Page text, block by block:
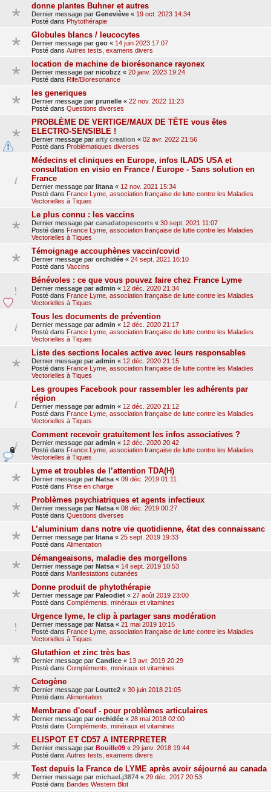
donne plantes Buhner et autres
Dernier message par Geneviève « 19 oct. 2023 14:34
Posté dans Phytothérapie
Globules blancs / leucocytes
Dernier message par geo « 14 juin 2023 17:07
Posté dans Autres tests, examens divers
location de machine de biorésonance rayonex
Dernier message par nicobzz « 20 janv. 2023 19:24
Posté dans Rife/Bioresonance
les generiques
Dernier message par prunelle « 22 nov. 2022 11:23
Posté dans Questions diverses
PROBLÈME DE VERTIGE/MAUX DE TÊTE vous êtes
ELECTRO-SENSIBLE !
Dernier message par arty creation « 02 avr. 2022 21:56
Posté dans Problématiques diverses
Médecins et cliniques en Europe, infos ILADS USA et
consultation en visio en France / Europe - Sans solution en
France
Dernier message par litana « 12 nov. 2021 15:34
Posté dans France Lyme, association française de lutte contre les Maladies
Vectorielles à Tiques
Le plus connu : les vaccins
Dernier message par canadatopescorts « 30 sept. 2021 11:07
Posté dans France Lyme, association française de lutte contre les Maladies
Vectorielles à Tiques
Témoignage accouphènes vaccin/covid
Dernier message par orchidée « 24 sept. 2021 16:10
Posté dans Vaccins
Bénévoles : ce que vous pouvez faire chez France Lyme
Dernier message par admin « 12 déc. 2020 21:34
Posté dans France Lyme, association française de lutte contre les Maladies
Vectorielles à Tiques
Tous les documents de prévention
Dernier message par admin « 12 déc. 2020 21:17
Posté dans France Lyme, association française de lutte contre les Maladies
Vectorielles à Tiques
Liste des sections locales active avec leurs responsables
Dernier message par admin « 12 déc. 2020 21:15
Posté dans France Lyme, association française de lutte contre les Maladies
Vectorielles à Tiques
Les groupes Facebook pour rassembler les adhérents par
région
Dernier message par admin « 12 déc. 2020 21:12
Posté dans France Lyme, association française de lutte contre les Maladies
Vectorielles à Tiques
Comment recevoir gratuitement les infos associatives ?
Dernier message par admin « 12 déc. 2020 20:42
Posté dans France Lyme, association française de lutte contre les Maladies
Vectorielles à Tiques
Lyme et troubles de l’attention TDA(H)
Dernier message par Natsa « 09 déc. 2019 01:11
Posté dans Prise en charge
Problèmes psychiatriques et agents infectieux
Dernier message par Natsa « 08 déc. 2019 00:27
Posté dans Questions diverses
L’aluminium dans notre vie quotidienne, état des connaissanc
Dernier message par litana « 25 sept. 2019 19:33
Posté dans Alimentation
Démangeaisons, maladie des morgellons
Dernier message par Natsa « 14 sept. 2019 10:53
Posté dans Manifestations cutanées
Donne produit de phytothérapie
Dernier message par Paleodiet « 27 août 2019 23:00
Posté dans Compléments, minéraux et vitamines
Urgence lyme, le clip à partager sans modération
Dernier message par Natsa « 21 mai 2019 10:15
Posté dans France Lyme, association française de lutte contre les Maladies
Vectorielles à Tiques
Glutathion et zinc très bas
Dernier message par Candice « 13 avr. 2019 20:29
Posté dans Compléments, minéraux et vitamines
Cetogène
Dernier message par Loutte2 « 30 juin 2018 21:05
Posté dans Alimentation
Membrane d'oeuf - pour problèmes articulaires
Dernier message par orchidée « 28 mai 2018 02:00
Posté dans Compléments, minéraux et vitamines
ELISPOT ET CD57 A INTERPRETER
Dernier message par Bouille09 « 29 janv. 2018 19:44
Posté dans Autres tests, examens divers
Test depuis la France de LYME après avoir séjourné au canada
Dernier message par michael.j3874 « 29 déc. 2017 20:53
Posté dans Bandes Western Blot